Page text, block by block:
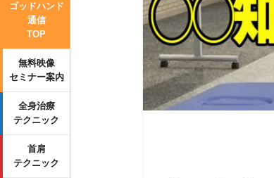
ゴッドハンド
通信
TOP
無料映像
セミナー案内
全身治療
テクニック
首肩
テクニック